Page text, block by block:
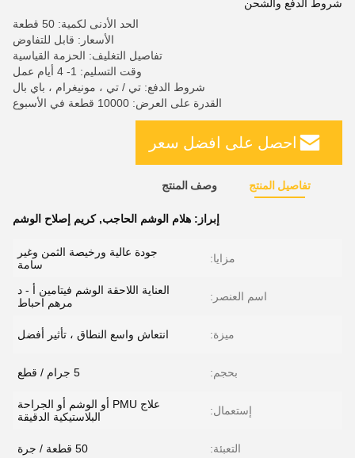
شروط الدفع والشحن
الحد الأدنى لكمية: 50 قطعة
الأسعار: قابل للتفاوض
تفاصيل التغليف: الحزمة القياسية
وقت التسليم: 1- 4 أيام عمل
شروط الدفع: تي / تي ، مونيغرام ، باي بال
القدرة على العرض: 10000 قطعة في الأسبوع
احصل على افضل سعر
تفاصيل المنتج وصف المنتج
إبراز: هلام الوشم الحاجب,كريم إصلاح الوشم
مزايا:
جودة عالية ورخيصة الثمن وغير
سامة
اسم العنصر:
العناية اللاحقة الوشم فيتامين أ - د
مرهم احباط
ميزة: انتعاش واسع النطاق ، تأثير أفضل
بحجم: 5 جرام / قطع
إستعمال:
علاج PMU أو الوشم أو الجراحة
البلاستيكية الدقيقة
التعبئة: 50 قطعة / جرة